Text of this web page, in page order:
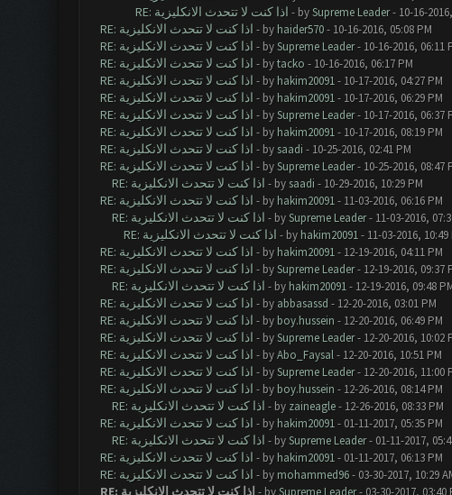
RE: اذا كنت لا تتحدث الانكليزية - bySupreme Leader- 10-16-
RE: اذا كنت لا تتحدث الانكليزية - by haider570- 10-16-2016, 05:08 PM
RE: اذا كنت لا تتحدث الانكليزية - bySupreme Leader- 10-16-2016, 06:11
RE: اذا كنت لا تتحدث الانكليزية - bytacko - 10-16-2016, 06:17 PM
RE: اذا كنت لا تتحدث الانكليزية - by hakim20091- 10-17-2016, 04:27 PM
RE: اذا كنت لا تتحدث الانكليزية - by hakim20091- 10-17-2016, 06:29 PM
RE: اذا كنت لا تتحدث الانكليزية - bySupreme Leader- 10-17-2016, 06:37
RE: اذا كنت لا تتحدث الانكليزية - by hakim20091- 10-17-2016, 08:19 PM
RE: اذا كنت لا تتحدث الانكليزية - by saadi - 10-25-2016, 02:41 PM
RE: اذا كنت لا تتحدث الانكليزية - bySupreme Leader- 10-25-2016, 08:47
RE: اذا كنت لا تتحدث الانكليزية - by saadi - 10-29-2016, 10:29 PM
RE: اذا كنت لا تتحدث الانكليزية - by hakim20091- 11-03-2016, 06:16 PM
RE: اذا كنت لا تتحدث الانكليزية - bySupreme Leader- 11-03-2016,
RE: اذا كنت لا تتحدث الانكليزية - by hakim20091- 11-03-2016, 10:49
RE: اذا كنت لا تتحدث الانكليزية - by hakim20091- 12-19-2016, 04:11 PM
RE: اذا كنت لا تتحدث الانكليزية - bySupreme Leader- 12-19-2016, 09:37
RE: اذا كنت لا تتحدث الانكليزية - by hakim20091- 12-19-2016, 09:48
RE: اذا كنت لا تتحدث الانكليزية - by abbasassd - 12-20-2016, 03:01 PM
RE: اذا كنت لا تتحدث الانكليزية - by boy.hussein - 12-20-2016, 06:49 PM
RE: اذا كنت لا تتحدث الانكليزية - bySupreme Leader- 12-20-2016, 10:02
RE: اذا كنت لا تتحدث الانكليزية - byAbo_Faysal- 12-20-2016, 10:51 PM
RE: اذا كنت لا تتحدث الانكليزية - bySupreme Leader- 12-20-2016, 11:00
RE: اذا كنت لا تتحدث الانكليزية - by boy.hussein - 12-26-2016, 08:14 PM
RE: اذا كنت لا تتحدث الانكليزية - by zaineagle- 12-26-2016, 08:33 PM
RE: اذا كنت لا تتحدث الانكليزية - by hakim20091- 01-11-2017, 05:35 PM
RE: اذا كنت لا تتحدث الانكليزية - bySupreme Leader- 01-11-2017,
RE: اذا كنت لا تتحدث الانكليزية - by hakim20091- 01-11-2017, 06:13 PM
RE: اذا كنت لا تتحدث الانكليزية - by mohammed96- 03-30-2017, 10:29
RE: اذا كنت لا تتحدث الانكليزية - bySupreme Leader- 03-30-2017, 03:40